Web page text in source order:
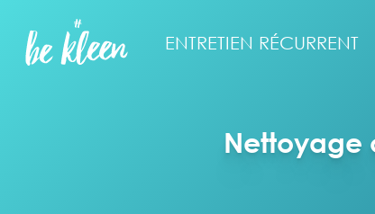
ENTRETIEN RÉCURRENT
Nettoyage